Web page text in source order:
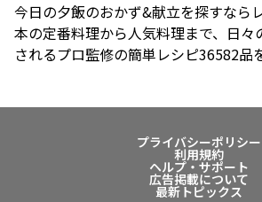
今日の夕飯のおかず&献立を探すなら
本の定番料理から人気料理まで、日々
されるプロ監修の簡単レシピ36582品
プライバシーポリシー
利用規約
ヘルプ・サポート
広告掲載について
最新トピックス